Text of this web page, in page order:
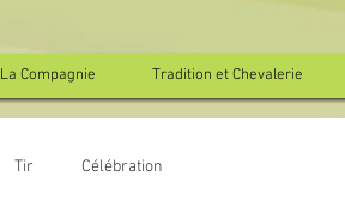
La Compagnie Tradition et Chevalerie
Tir Célébration